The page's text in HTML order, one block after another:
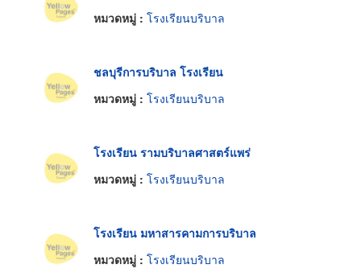
หมวดหมู่ : โรงเรียนบริบาล
ชลบุรีการบริบาล โรงเรียน
หมวดหมู่ : โรงเรียนบริบาล
โรงเรียน รามบริบาลศาสตร์แพร่
หมวดหมู่ : โรงเรียนบริบาล
โรงเรียน มหาสารคามการบริบาล
หมวดหมู่ : โรงเรียนบริบาล